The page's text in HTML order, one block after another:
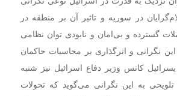
نسبت به قدرت اسلام‌‎گرایان در سوریه و تاثیر آن بر منطقه در
گسترده و بی‌امان و نابودی توان نظامی
نگرانی و اثرگذاری بر محاسبات حاکمان
کاتس وزیر دفاع اسرائیل نیز شنبه
به این نگرانی می‌گوید که تحولات